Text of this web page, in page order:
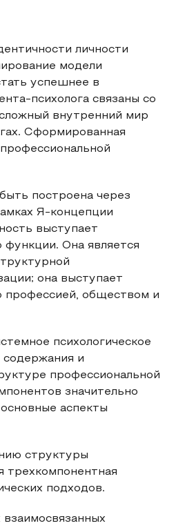
личности
модели
успешнее в
психолога связаны со
внутренний мир
Сформированная
построена через
Я-концепции
выступает
Она является
она выступает
профессией, обществом и
психологическое
содержания и
профессиональной
значительно
аспекты
структуры
трехкомпонентная
подходов.